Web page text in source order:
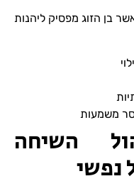
בן הזוג מפסיק ליהנות
משמעות
השיחה
נפשי